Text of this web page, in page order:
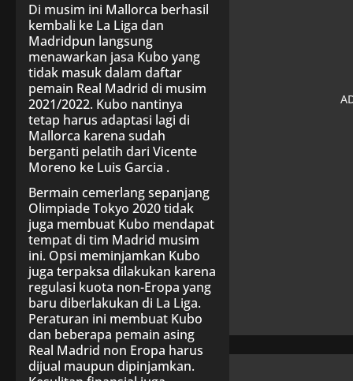
Di musim ini Mallorca berhasil
kembali ke La Liga dan
Madridpun langsung
menawarkan jasa Kubo yang
tidak masuk dalam daftar
pemain Real Madrid di musim
2021/2022. Kubo nantinya
tetap harus adaptasi lagi di
Mallorca karena sudah
berganti pelatih dari Vicente
Moreno ke Luis Garcia .
Bermain cemerlang sepanjang
Olimpiade Tokyo 2020 tidak
juga membuat Kubo mendapat
tempat di tim Madrid musim
ini. Opsi meminjamkan Kubo
juga terpaksa dilakukan karena
regulasi kuota non-Eropa yang
baru diberlakukan di La Liga.
Peraturan ini membuat Kubo
dan beberapa pemain asing
Real Madrid non Eropa harus
dijual maupun dipinjamkan.